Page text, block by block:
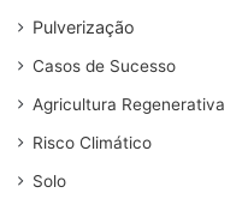
Pulverização
Casos de Sucesso
Agricultura Regenerativa
Risco Climático
Solo